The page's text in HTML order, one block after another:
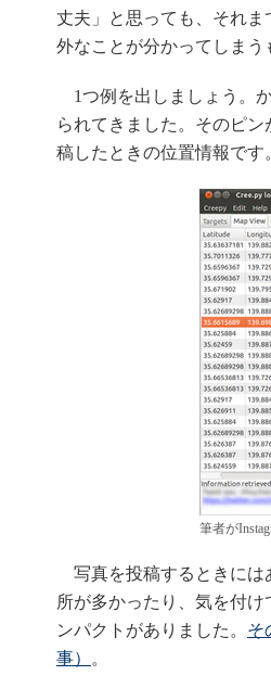
丈夫」と思っても、それ
外なことが分かってしまう
1つ例を出しましょう。
られてきました。そのピン
稿したときの位置情報です
筆者が
写真を投稿するときには
所が多かったり、気を付
ンパクトがありました。 そ
事）
。